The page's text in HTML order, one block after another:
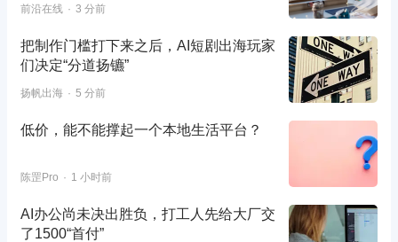
前沿在线 3 分前
把制作门槛打下来之后，AI短剧出海玩家
们决定“分道扬镳”
扬帆出海 5 分前
低价，能不能撑起一个本地生活平台？
陈罡Pro 1 小时前
AI办公尚未决出胜负，打工人先给大厂交
了1500“首付”